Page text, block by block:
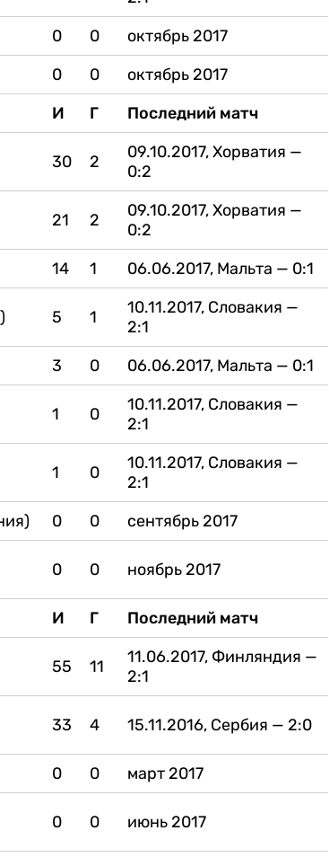
0 0
октябрь 2017
0 0
октябрь 2017
И Г Последний матч
30 2
09.10.2017, Хорватия —
0:2
21 2
09.10.2017, Хорватия —
0:2
14 1 06.06.2017, Мальта — 0:1
5 1
10.11.2017, Словакия —
2:1
3 0
06.06.2017, Мальта — 0:1
1 0
10.11.2017, Словакия —
2:1
1 0
10.11.2017, Словакия —
2:1
0 0
сентябрь 2017
0 0 ноябрь 2017
И Г Последний матч
55 11
11.06.2017, Финляндия —
2:1
33 4 15.11.2016, Сербия — 2:0
0 0 март 2017
0 0 июнь 2017